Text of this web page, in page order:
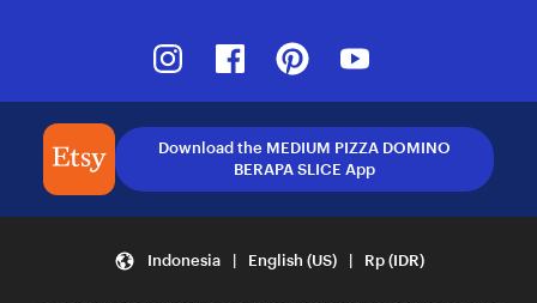
InstagramFacebookPinterest
Download the MEDIUM PIZZA DOMINO
BERAPA SLICE App
Indonesia | English (US) | Rp (IDR)